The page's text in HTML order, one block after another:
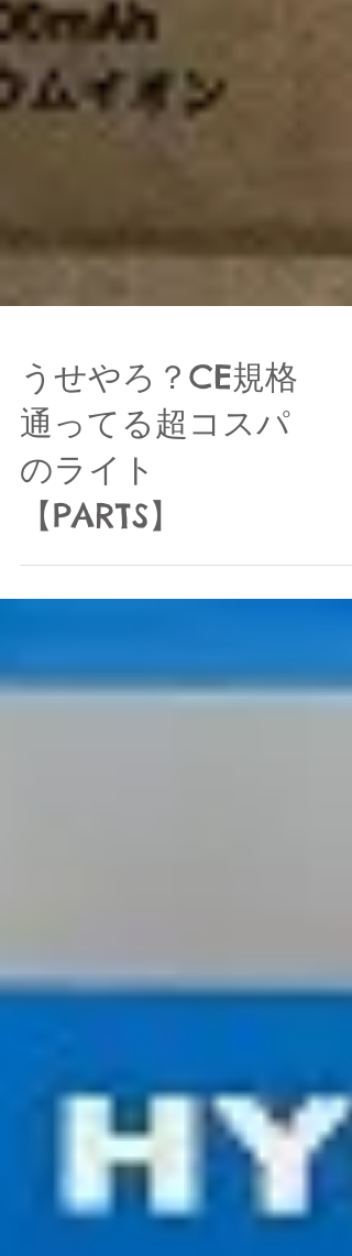
うせやろ？CE規格
通ってる超コスパ
のライト
【PARTS】